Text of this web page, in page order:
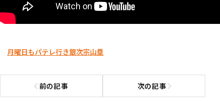
月曜日もパテレ行き銀次宗山塁
前の記事
前の記事へ 次の記事次の記事へ